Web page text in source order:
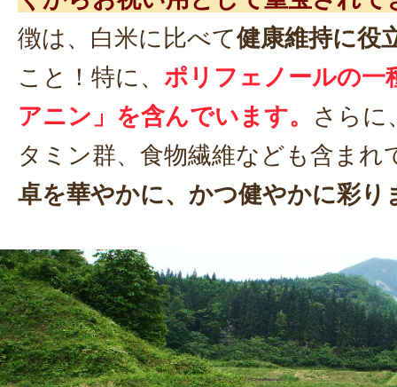
徴は、白米に比べて健康維持に役
こと！特に、 ポリフェノールの一
アニン」を含んでいます。 さらに
タミン群、食物繊維なども含まれ
卓を華やかに、かつ健やかに彩り